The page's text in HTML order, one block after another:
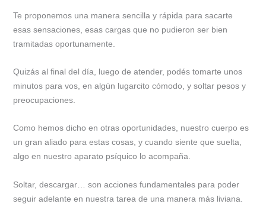
Te proponemos una manera sencilla y rápida para sacarte
esas sensaciones, esas cargas que no pudieron ser bien
tramitadas oportunamente.
Quizás al final del día, luego de atender, podés tomarte unos
minutos para vos, en algún lugarcito cómodo, y soltar pesos y
preocupaciones.
Como hemos dicho en otras oportunidades, nuestro cuerpo es
un gran aliado para estas cosas, y cuando siente que suelta,
algo en nuestro aparato psíquico lo acompaña.
Soltar, descargar… son acciones fundamentales para poder
seguir adelante en nuestra tarea de una manera más liviana.